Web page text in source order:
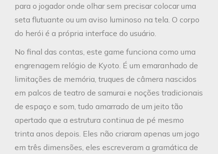
para o jogador onde olhar sem precisar colocar uma
seta flutuante ou um aviso luminoso na tela. O corpo
do herói é a própria interface do usuário.
No final das contas, este game funciona como uma
engrenagem relógio de Kyoto. É um emaranhado de
limitações de memória, truques de câmera nascidos
em palcos de teatro de samurai e noções tradicionais
de espaço e som, tudo amarrado de um jeito tão
apertado que a estrutura continua de pé mesmo
trinta anos depois. Eles não criaram apenas um jogo
em três dimensões, eles escreveram a gramática de